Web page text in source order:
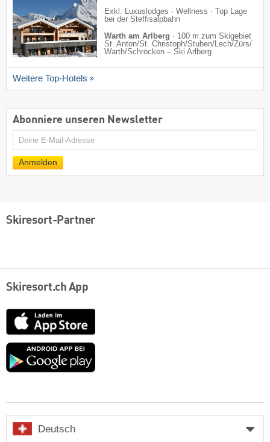
Exkl. Luxuslodges · Wellness · Top Lage
bei der Steffisalpbahn
Warth am Arlberg · 100 m zum Skigebiet
St. Anton/​St. Christoph/​Stuben/​Lech/​Zürs/​
Warth/​Schröcken – Ski Arlberg
Weitere Top-Hotels
Abonniere unseren Newsletter
E-
Anmelden
Skiresort-Partner
Skiresort.ch App
App
Store
Google
Deutsch